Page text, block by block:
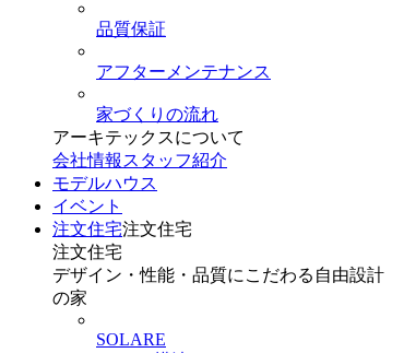
品質保証
アフターメンテナンス
家づくりの流れ
アーキテックスについて
会社情報 スタッフ紹介
モデルハウス
イベント
注文住宅注文住宅
注文住宅
デザイン・性能・品質にこだわる自由設計
の家
SOLARE